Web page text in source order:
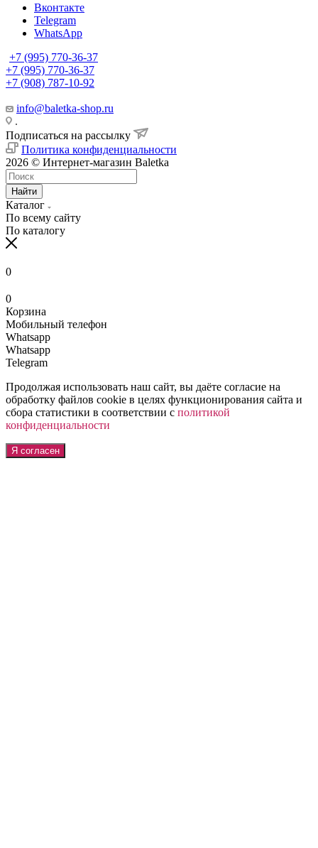
Вконтакте
Telegram
WhatsApp
+7 (995) 770-36-37
+7 (995) 770-36-37
+7 (908) 787-10-92
info@baletka-shop.ru
.
Подписаться на рассылку
Политика конфиденциальности
2026 © Интернет-магазин Baletka
Найти
Каталог
По всему сайту
По каталогу
0
0
Корзина
Мобильный телефон
Whatsapp
Whatsapp
Telegram
Продолжая использовать наш сайт, вы даёте согласие на
обработку файлов cookie в целях функционирования сайта и
сбора статистики в соответствии с политикой
конфиденциальности
Я согласен